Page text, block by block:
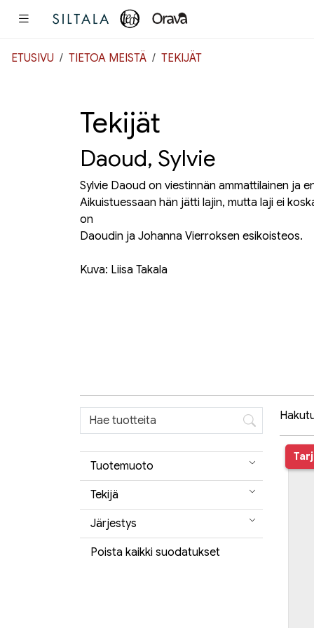
ETUSIVU TIETOA MEISTÄ TEKIJÄT
Tekijät
Daoud, Sylvie
Sylvie Daoud on viestinnän ammattilainen ja
Aikuistuessaan hän jätti lajin, mutta laji ei
on
Daoudin ja Johanna Vierroksen esikoisteos.
Kuva: Liisa Takala
Tuotemuoto
Tekijä
Järjestys
Poista kaikki suodatukset